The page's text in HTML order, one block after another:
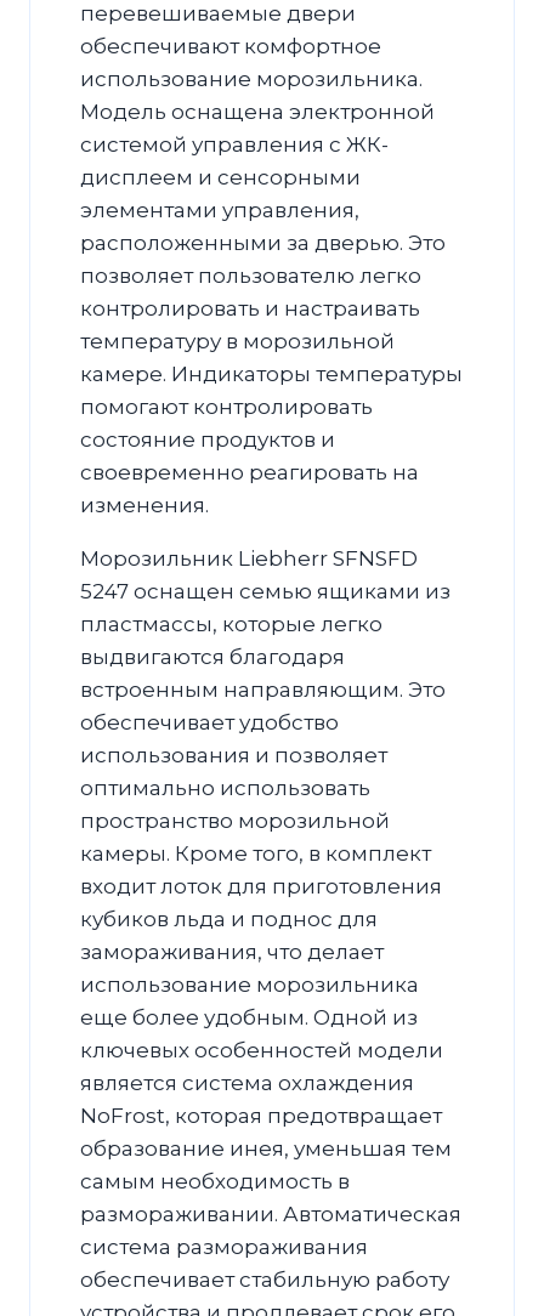
перевешиваемые двери
обеспечивают комфортное
использование морозильника.
Модель оснащена электронной
системой управления с ЖК-
дисплеем и сенсорными
элементами управления,
расположенными за дверью. Это
позволяет пользователю легко
контролировать и настраивать
температуру в морозильной
камере. Индикаторы температуры
помогают контролировать
состояние продуктов и
своевременно реагировать на
изменения.
Морозильник Liebherr SFNSFD
5247 оснащен семью ящиками из
пластмассы, которые легко
выдвигаются благодаря
встроенным направляющим. Это
обеспечивает удобство
использования и позволяет
оптимально использовать
пространство морозильной
камеры. Кроме того, в комплект
входит лоток для приготовления
кубиков льда и поднос для
замораживания, что делает
использование морозильника
еще более удобным. Одной из
ключевых особенностей модели
является система охлаждения
NoFrost, которая предотвращает
образование инея, уменьшая тем
самым необходимость в
размораживании. Автоматическая
система размораживания
обеспечивает стабильную работу